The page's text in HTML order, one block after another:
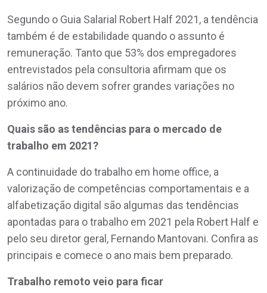
Segundo o Guia Salarial Robert Half 2021, a tendência
também é de estabilidade quando o assunto é
remuneração. Tanto que 53% dos empregadores
entrevistados pela consultoria afirmam que os
salários não devem sofrer grandes variações no
próximo ano.
Quais são as tendências para o mercado de
trabalho em 2021?
A continuidade do trabalho em home office, a
valorização de competências comportamentais e a
alfabetização digital são algumas das tendências
apontadas para o trabalho em 2021 pela Robert Half e
pelo seu diretor geral, Fernando Mantovani. Confira as
principais e comece o ano mais bem preparado.
Trabalho remoto veio para ficar